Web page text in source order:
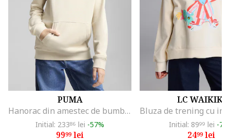
PUMA
Hanorac din amestec de bumbac cu buzunar kangaroo, Crem
Initial: 23386 lei -57%
9999lei
LC WAIKIKI
Initial: 8999 lei -
2499lei